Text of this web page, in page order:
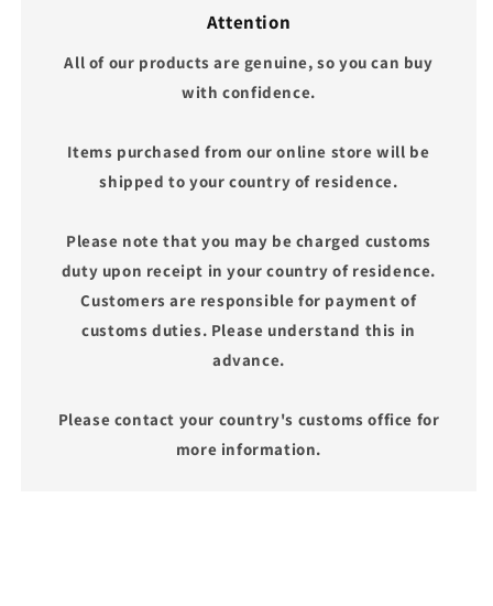
Attention
All of our products are genuine, so you can buy
with confidence.
Items purchased from our online store will be
shipped to your country of residence.
Please note that you may be charged customs
duty upon receipt in your country of residence.
Customers are responsible for payment of
customs duties. Please understand this in
advance.
Please contact your country's customs office for
more information.